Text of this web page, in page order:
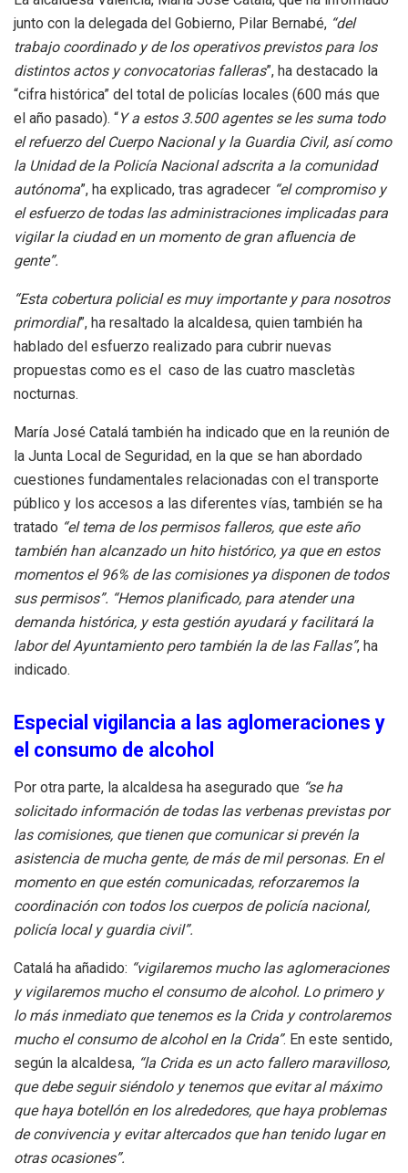
junto con la delegada del Gobierno, Pilar Bernabé, “del
trabajo coordinado y de los operativos previstos para los
distintos actos y convocatorias falleras”, ha destacado la
“cifra histórica” del total de policías locales (600 más que
el año pasado). “Y a estos 3.500 agentes se les suma todo
el refuerzo del Cuerpo Nacional y la Guardia Civil, así como
la Unidad de la Policía Nacional adscrita a la comunidad
autónoma”, ha explicado, tras agradecer “el compromiso y
el esfuerzo de todas las administraciones implicadas para
vigilar la ciudad en un momento de gran afluencia de
gente”.
“Esta cobertura policial es muy importante y para nosotros
primordial”, ha resaltado la alcaldesa, quien también ha
hablado del esfuerzo realizado para cubrir nuevas
propuestas como es el caso de las cuatro mascletàs
nocturnas.
María José Catalá también ha indicado que en la reunión de
la Junta Local de Seguridad, en la que se han abordado
cuestiones fundamentales relacionadas con el transporte
público y los accesos a las diferentes vías, también se ha
tratado “el tema de los permisos falleros, que este año
también han alcanzado un hito histórico, ya que en estos
momentos el 96% de las comisiones ya disponen de todos
sus permisos”. “Hemos planificado, para atender una
demanda histórica, y esta gestión ayudará y facilitará la
labor del Ayuntamiento pero también la de las Fallas”, ha
indicado.
Especial vigilancia a las aglomeraciones y
el consumo de alcohol
Por otra parte, la alcaldesa ha asegurado que “se ha
solicitado información de todas las verbenas previstas por
las comisiones, que tienen que comunicar si prevén la
asistencia de mucha gente, de más de mil personas. En el
momento en que estén comunicadas, reforzaremos la
coordinación con todos los cuerpos de policía nacional,
policía local y guardia civil”.
Catalá ha añadido: “vigilaremos mucho las aglomeraciones
y vigilaremos mucho el consumo de alcohol. Lo primero y
lo más inmediato que tenemos es la Crida y controlaremos
mucho el consumo de alcohol en la Crida”. En este sentido,
según la alcaldesa, “la Crida es un acto fallero maravilloso,
que debe seguir siéndolo y tenemos que evitar al máximo
que haya botellón en los alrededores, que haya problemas
de convivencia y evitar altercados que han tenido lugar en
otras ocasiones”.